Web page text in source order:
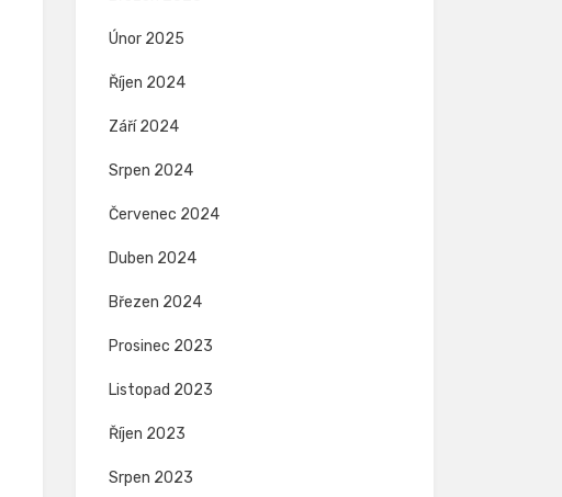
Únor 2025
Říjen 2024
Září 2024
Srpen 2024
Červenec 2024
Duben 2024
Březen 2024
Prosinec 2023
Listopad 2023
Říjen 2023
Srpen 2023